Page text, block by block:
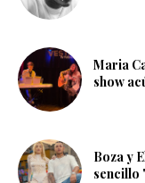
Maria
show
Boza y
sencillo